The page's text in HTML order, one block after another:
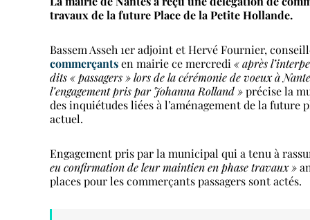
travaux de la future Place de la Petite Hollande.
Bassem Asseh 1er adjoint et Hervé Fournier,
commerçantsen mairie ce mercredi « après
dits « passagers » lors de la cérémonie de voeux à
l’engagement pris par Johanna Rolland »précise la
des inquiétudes liées à l’aménagement de la
actuel.
Engagement pris par la municipal qui a tenu à
eu confirmation de leur maintien en phase travaux »
places pour les commerçants passagers sont actés.